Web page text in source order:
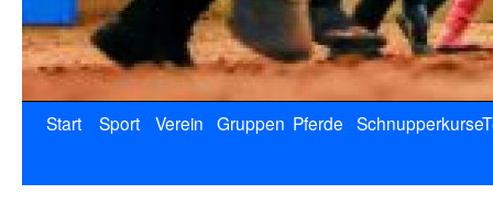
Start Sport Verein Gruppen Pferde Schnupperkurse